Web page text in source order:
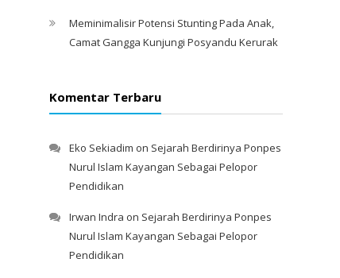
Meminimalisir Potensi Stunting Pada Anak,
Camat Gangga Kunjungi Posyandu Kerurak
Komentar Terbaru
Eko Sekiadim on Sejarah Berdirinya Ponpes
Nurul Islam Kayangan Sebagai Pelopor
Pendidikan
Irwan Indra on Sejarah Berdirinya Ponpes
Nurul Islam Kayangan Sebagai Pelopor
Pendidikan